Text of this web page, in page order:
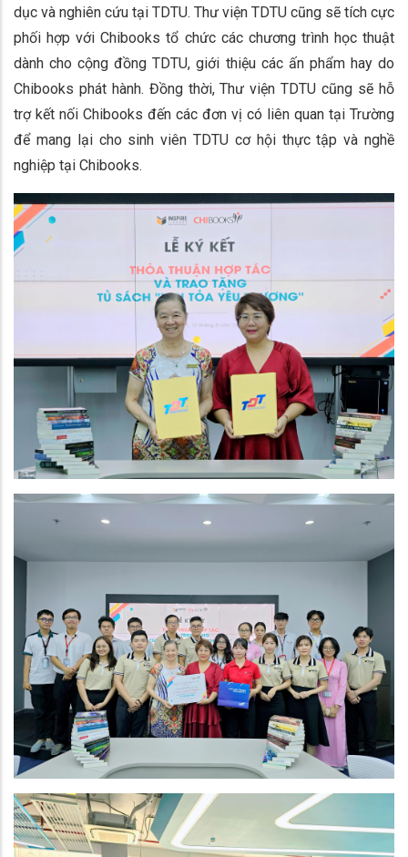
dục và nghiên cứu tại TDTU. Thư viện TDTU cũng sẽ tích cực
phối hợp với Chibooks tổ chức các chương trình học thuật
dành cho cộng đồng TDTU, giới thiệu các ấn phẩm hay do
Chibooks phát hành. Đồng thời, Thư viện TDTU cũng sẽ hỗ
trợ kết nối Chibooks đến các đơn vị có liên quan tại Trường
để mang lại cho sinh viên TDTU cơ hội thực tập và nghề
nghiệp tại Chibooks.